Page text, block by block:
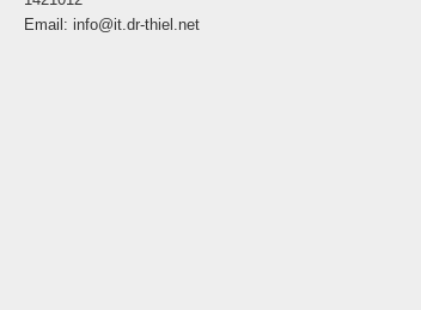
Email: info@it.dr-thiel.net